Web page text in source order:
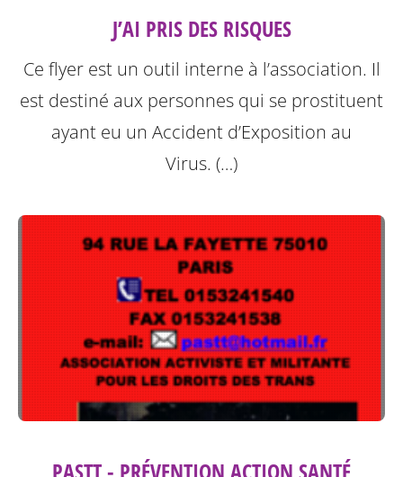
J’AI PRIS DES RISQUES
Ce flyer est un outil interne à l’association. Il
est destiné aux personnes qui se prostituent
ayant eu un Accident d’Exposition au
Virus. (…)